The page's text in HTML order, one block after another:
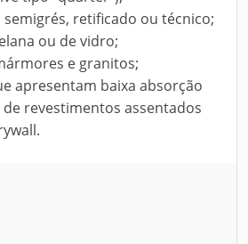
retificado ou técnico;
ou de vidro;
e granitos;
apresentam baixa absorção
revestimentos assentados